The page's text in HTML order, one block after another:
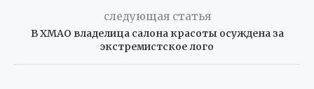
следующая статья
В ХМАО владелица салона красоты осуждена за
экстремистское лого